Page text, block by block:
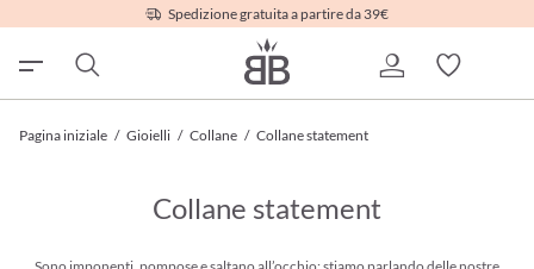
Spedizione gratuita a partire da 39€
Pagina iniziale / Gioielli / Collane / Collane statement
Collane statement